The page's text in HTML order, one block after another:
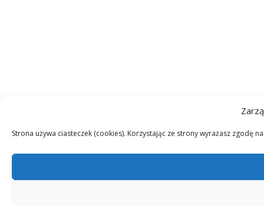
Strona używa ciasteczek (cookies). Korzystając ze strony wyrażasz zgodę